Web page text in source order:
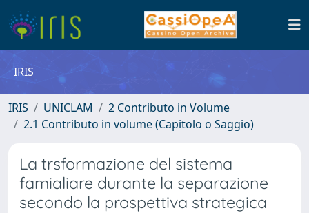
IRIS
IRIS UNICLAM
2 Contributo in Volume
2.1 Contributo in volume (Capitolo o Saggio)
La trsformazione del sistema
famialiare durante la separazione
secondo la prospettiva strategica